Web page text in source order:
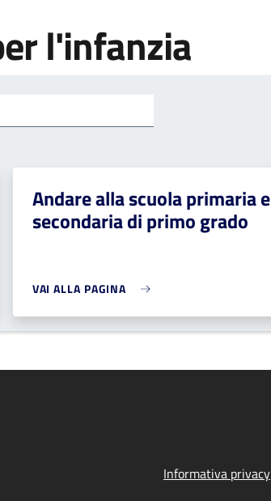
l'infanzia
Andare alla scuola primaria e
secondaria di primo grado
VAI ALLA PAGINA
Informativa privacy